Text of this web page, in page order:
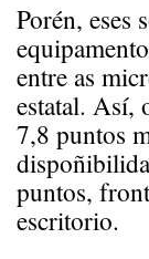
Porén, eses
entre as
estatal. Así,
7,8 puntos
puntos,
escritorio.